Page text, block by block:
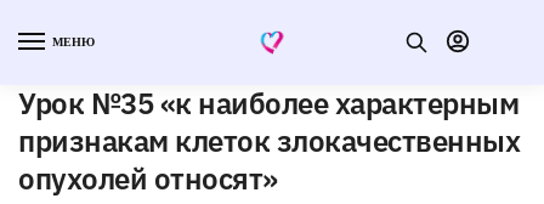
МЕНЮ
Урок №35 «к наиболее характерным
признакам клеток злокачественных
опухолей относят»